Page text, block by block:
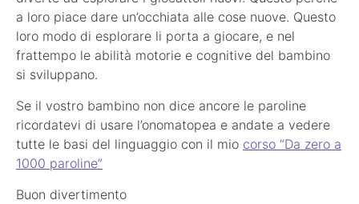
a loro piace dare un’occhiata alle cose nuove. Questo
loro modo di esplorare li porta a giocare, e nel
frattempo le abilità motorie e cognitive del bambino
si sviluppano.
Se il vostro bambino non dice ancore le paroline
ricordatevi di usare l’onomatopea e andate a vedere
tutte le basi del linguaggio con il mio corso “Da zero a
1000 paroline”
Buon divertimento